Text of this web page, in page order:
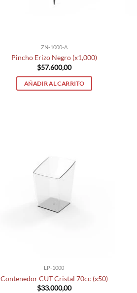
ZN-1000-A
Pincho Erizo Negro (x1,000)
$57.600,00
AÑADIR AL CARRITO
LP-1000
Contenedor CUT Cristal 70cc (x50)
$33.000,00